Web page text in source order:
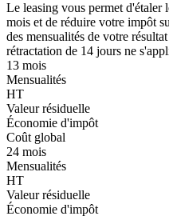
Le leasing vous permet
mois et de réduire votre impôt
des mensualités de votre
rétractation de 14 jours ne
13 mois
Mensualités
HT
Valeur résiduelle
Économie d'impôt
Coût global
24 mois
Mensualités
HT
Valeur résiduelle
Économie d'impôt